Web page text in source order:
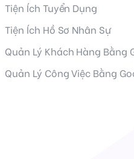
Tiện Ích Tuyển Dụng
Tiện Ích Hồ Sơ Nhân Sự
Quản Lý Khách Hàng Bằng
Quản Lý Công Việc Bằng